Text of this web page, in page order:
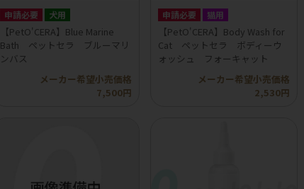
申請必要 犬用
【PetO'CERA】Blue Marine
Bath ペットセラ ブルーマリ
ンバス
メーカー希望小売価格
7,500円
申請必要 猫用
【PetO'CERA】Body Wash for
Cat ペットセラ ボディーウ
ォッシュ フォーキャット
メーカー希望小売価格
2,530円